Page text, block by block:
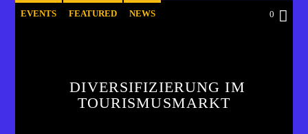
EVENTS FEATURED NEWS 0
DIVERSIFIZIERUNG IM
TOURISMUSMARKT